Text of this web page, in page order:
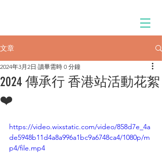
文章
2024 傳承行 香港站活動花絮
❤️
2024年3月2日 讀畢需時 0 分鐘
https://video.wixstatic.com/video/858d7e_4a
de5948b11d4a8a996a1bc9a6748ca4/1080p/m
p4/file.mp4